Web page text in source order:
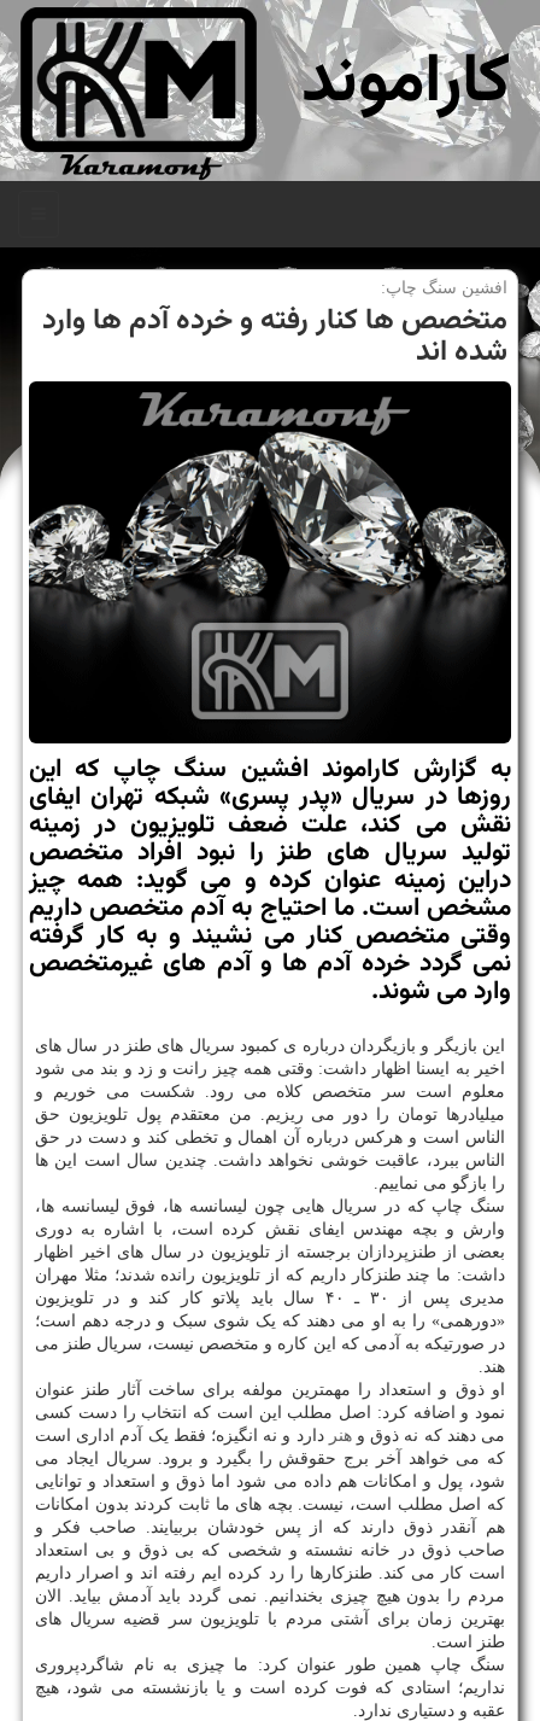
کاراموند
افشین سنگ چاپ:
متخصص ها كنار رفته و خرده آدم ها وارد
شده اند
به گزارش كاراموند افشین سنگ چاپ كه این
روزها در سریال «پدر پسری» شبكه تهران ایفای
نقش می كند، علت ضعف تلویزیون در زمینه
تولید سریال های طنز را نبود افراد متخصص
دراین زمینه عنوان كرده و می گوید: همه چیز
مشخص است. ما احتیاج به آدم متخصص داریم
وقتی متخصص كنار می نشیند و به كار گرفته
نمی گردد خرده آدم ها و آدم های غیرمتخصص
وارد می شوند.
این بازیگر و بازیگردان درباره ی کمبود سریال های طنز در سال های
اخیر به ایسنا اظهار داشت: وقتی همه چیز رانت و زد و بند می شود
معلوم است سر متخصص کلاه می رود. شکست می خوریم و
میلیادرها تومان را دور می ریزیم. من معتقدم پول تلویزیون حق
الناس است و هرکس درباره آن اهمال و تخطی کند و دست در حق
الناس ببرد، عاقبت خوشی نخواهد داشت. چندین سال است این ها
را بازگو می نماییم.
سنگ چاپ که در سریال هایی چون لیسانسه ها، فوق لیسانسه ها،
وارش و بچه مهندس ایفای نقش کرده است، با اشاره به دوری
بعضی از طنزپردازان برجسته از تلویزیون در سال های اخیر اظهار
داشت: ما چند طنزکار داریم که از تلویزیون رانده شدند؛ مثلا مهران
مدیری پس از ۳۰ ـ ۴۰ سال باید پلاتو کار کند و در تلویزیون
«دورهمی» را به او می دهند که یک شوی سبک و درجه دهم است؛
در صورتیکه به آدمی که این کاره و متخصص نیست، سریال طنز می
هند.
او ذوق و استعداد را مهمترین مولفه برای ساخت آثار طنز عنوان
نمود و اضافه کرد: اصل مطلب این است که انتخاب را دست کسی
می دهند که نه ذوق وهنر دارد و نه انگیزه؛ فقط یک آدم اداری است
که می خواهد آخر برج حقوقش را بگیرد و برود. سریال ایجاد می
شود، پول و امکانات هم داده می شود اما ذوق و استعداد و توانایی
که اصل مطلب است، نیست. بچه های ما ثابت کردند بدون امکانات
هم آنقدر ذوق دارند که از پس خودشان بربیایند. صاحب فکر و
صاحب ذوق در خانه نشسته و شخصی که بی ذوق و بی استعداد
است کار می کند. طنزکارها را رد کرده ایم رفته اند و اصرار داریم
مردم را بدون هیچ چیزی بخندانیم. نمی گردد باید آدمش بیاید. الان
بهترین زمان برای آشتی مردم با تلویزیون سر قضیه سریال های
طنز است.
سنگ چاپ همین طور عنوان کرد: ما چیزی به نام شاگردپروری
نداریم؛ استادی که فوت کرده است و یا بازنشسته می شود، هیچ
عقبه و دستیاری ندارد.